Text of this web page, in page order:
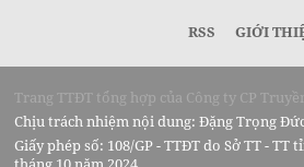
RSS GIỚI
Trang TTĐT tổng hợp của Công ty CP
Chịu trách nhiệm nội dung: Đặng Trọng
Giấy phép số: 108/GP - TTĐT do Sở TT - TT